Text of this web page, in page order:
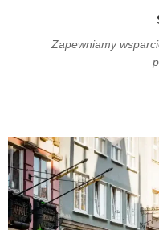
Zapewniamy